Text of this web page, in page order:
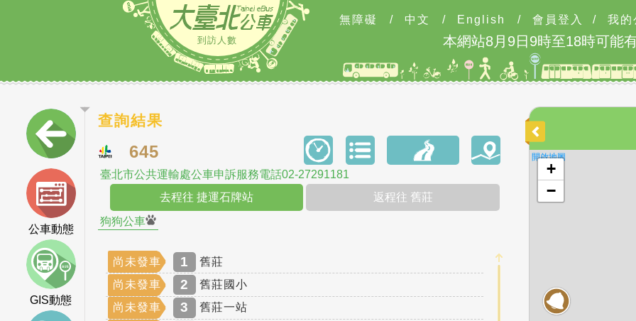
到訪人數
無障礙 / 中文 / English / 會員登入 / 我的
本網站8月9日9時至18時可能有
公車動態
GIS動態
查詢結果
645
臺北市公共運輸處公車申訴服務電話02-27291181
去程往 捷運石牌站
返程往 舊莊
狗狗公車
尚未發車 1
舊莊
尚未發車
2
舊莊國小
尚未發車
3
舊莊一站
開啟地圖
+
−